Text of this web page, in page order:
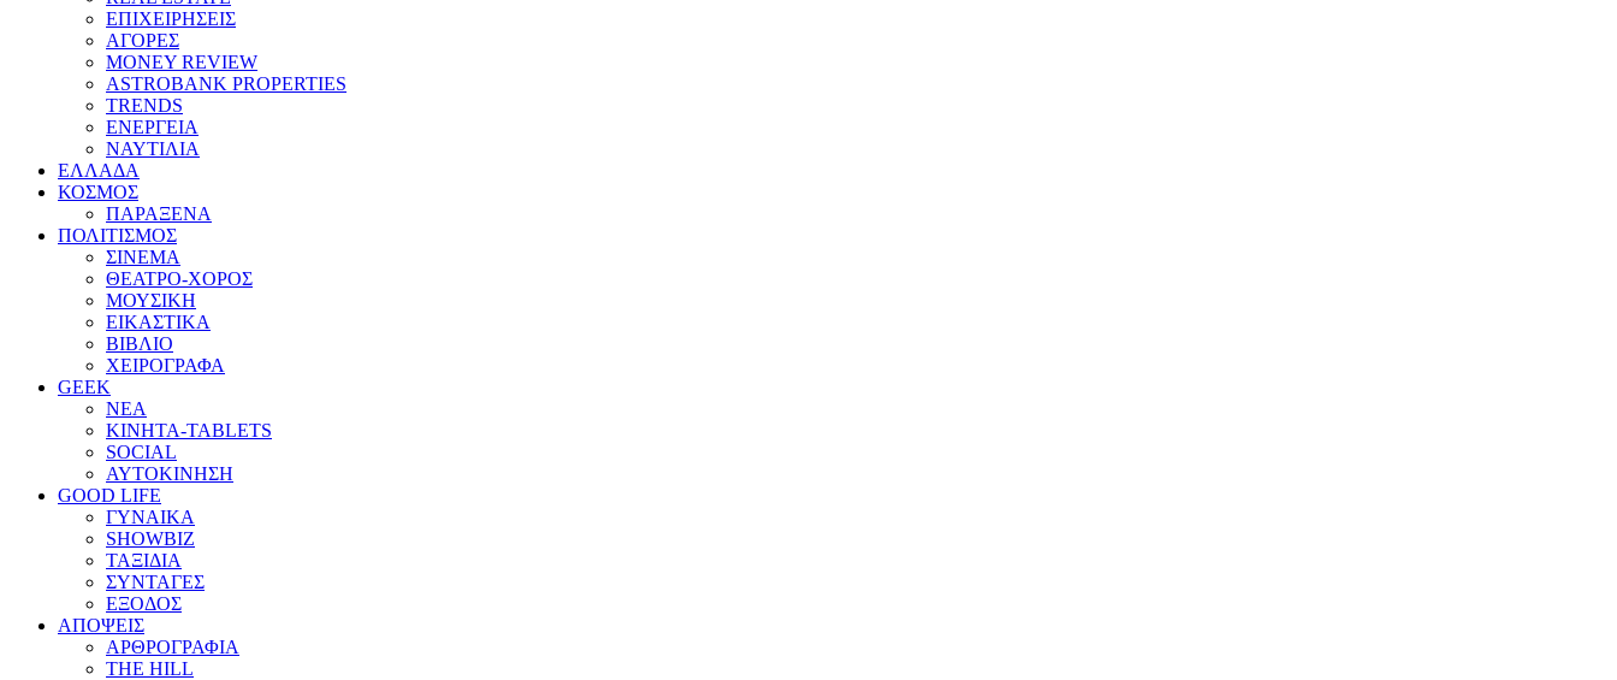
ΕΠΙΧΕΙΡΗΣΕΙΣ
ΑΓΟΡΕΣ
MONEY REVIEW
ASTROBANK PROPERTIES
TRENDS
ΕΝΕΡΓΕΙΑ
ΝΑΥΤΙΛΙΑ
ΕΛΛΑΔΑ
ΚΟΣΜΟΣ
ΠΑΡΑΞΕΝΑ
ΠΟΛΙΤΙΣΜΟΣ
ΣΙΝΕΜΑ
ΘΕΑΤΡΟ-ΧΟΡΟΣ
ΜΟΥΣΙΚΗ
ΕΙΚΑΣΤΙΚΑ
ΒΙΒΛΙΟ
ΧΕΙΡΟΓΡΑΦΑ
GEEK
ΝΕΑ
ΚΙΝΗΤΑ-TABLETS
SOCIAL
ΑΥΤΟΚΙΝΗΣΗ
GOOD LIFE
ΓΥΝΑΙΚΑ
SHOWBIZ
ΤΑΞΙΔΙΑ
ΣΥΝΤΑΓΕΣ
ΕΞΟΔΟΣ
ΑΠΟΨΕΙΣ
ΑΡΘΡΟΓΡΑΦΙΑ
THE HILL